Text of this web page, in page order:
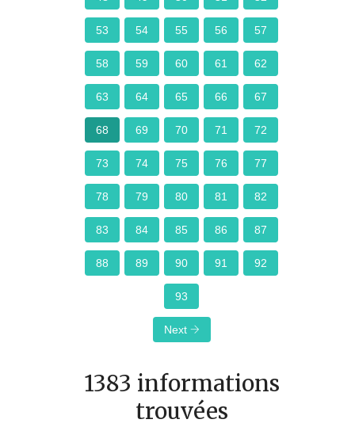
53 54 55 56 57
58 59 60 61 62
63 64 65 66 67
68 69 70 71 72
73 74 75 76 77
78 79 80 81 82
83 84 85 86 87
88 89 90 91 92
93
Next
1383 informations
trouvées